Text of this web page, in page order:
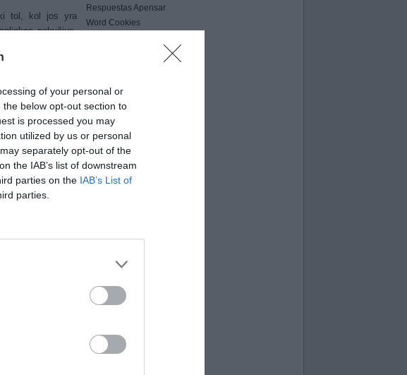
of your personal or
below opt-out section to
is processed you may
utilized by us or personal
separately opt-out of the
the IAB’s list of downstream
parties on the IAB’s List of
parties.
tol, kol jos yra
pokyčius.
ir keičia
nustatyti, kaip
šie jutikliai liepia
suformuodami
leidžia žaizdas
vietos
Respuestas Apensar
Word Cookies
4 bilder 1 wort lösungen
Games-helper.com
Word Bubbles answers